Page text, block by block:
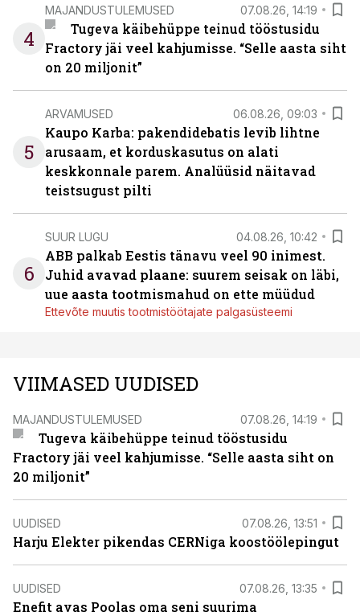
4
MAJANDUSTULEMUSED 07.08.26, 14:19
Tugeva käibehüppe teinud tööstusidu
Fractory jäi veel kahjumisse. “Selle aasta siht
on 20 miljonit”
5
ARVAMUSED 06.08.26, 09:03
Kaupo Karba: pakendidebatis levib lihtne
arusaam, et korduskasutus on alati
keskkonnale parem. Analüüsid näitavad
teistsugust pilti
6
SUUR LUGU 04.08.26, 10:42
ABB palkab Eestis tänavu veel 90 inimest.
Juhid avavad plaane: suurem seisak on läbi,
uue aasta tootmismahud on ette müüdud
Ettevõte muutis tootmistöötajate palgasüsteemi
VIIMASED UUDISED
MAJANDUSTULEMUSED 07.08.26, 14:19
Tugeva käibehüppe teinud tööstusidu
Fractory jäi veel kahjumisse. “Selle aasta siht on
20 miljonit”
UUDISED 07.08.26, 13:51
Harju Elekter pikendas CERNiga koostöölepingut
UUDISED 07.08.26, 13:35
Enefit avas Poolas oma seni suurima